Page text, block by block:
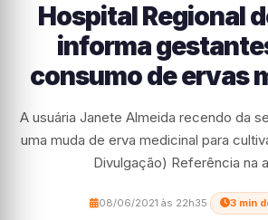
Hospital Regional
informa
consumo de ervas
A usuária Janete Almeida recendo da
uma muda de erva medicinal para
Divulgação) Referência na
08/06/2021 às 22h35 3 min